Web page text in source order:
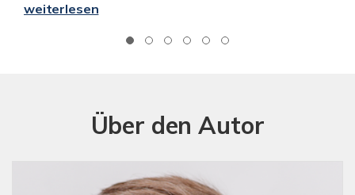
weiterlesen
Über den Autor